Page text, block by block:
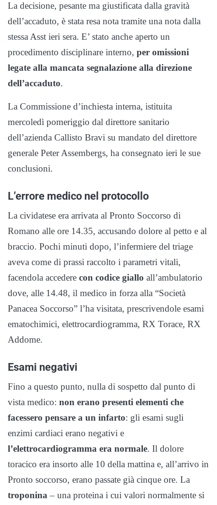
La decisione, pesante ma giustificata dalla gravità
dell’accaduto, è stata resa nota tramite una nota dalla
stessa Asst ieri sera. E’ stato anche aperto un
procedimento disciplinare interno, per omissioni
legate alla mancata segnalazione alla direzione
dell’accaduto.
La Commissione d’inchiesta interna, istituita
mercoledì pomeriggio dal direttore sanitario
dell’azienda Callisto Bravi su mandato del direttore
generale Peter Assembergs, ha consegnato ieri le sue
conclusioni.
L’errore medico nel protocollo
La cividatese era arrivata al Pronto Soccorso di
Romano alle ore 14.35, accusando dolore al petto e al
braccio. Pochi minuti dopo, l’infermiere del triage
aveva come di prassi raccolto i parametri vitali,
facendola accedere con codice giallo all’ambulatorio
dove, alle 14.48, il medico in forza alla “Società
Panacea Soccorso” l’ha visitata, prescrivendole esami
ematochimici, elettrocardiogramma, RX Torace, RX
Addome.
Esami negativi
Fino a questo punto, nulla di sospetto dal punto di
vista medico: non erano presenti elementi che
facessero pensare a un infarto: gli esami sugli
enzimi cardiaci erano negativi e
l’elettrocardiogramma era normale. Il dolore
toracico era insorto alle 10 della mattina e, all’arrivo in
Pronto soccorso, erano passate già cinque ore. La
troponina– una proteina i cui valori normalmente si